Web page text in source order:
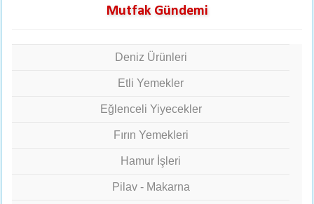
Mutfak Gündemi
Deniz Ürünleri
Etli Yemekler
Eğlenceli Yiyecekler
Fırın Yemekleri
Hamur İşleri
Pilav - Makarna